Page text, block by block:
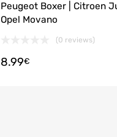
Peugeot Boxer | Citroen
Opel Movano
(0 reviews)
8.99€